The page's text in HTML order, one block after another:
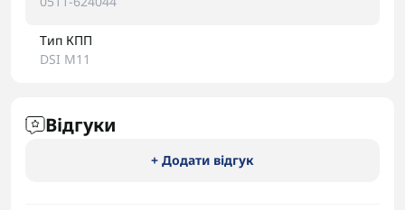
Тип КПП
DSI M11
Відгуки
+ Додати відгук